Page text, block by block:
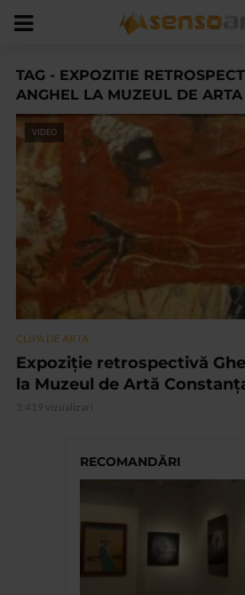
TAG - EXPOZITIE
ANGHEL LA MUZEUL DE
VIDEO
CLIPA DE ARTA
Expoziție retrospectivă
la Muzeul de Artă
3.419 vizualizari
RECOMANDĂRI